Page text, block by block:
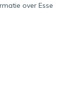
over Esse